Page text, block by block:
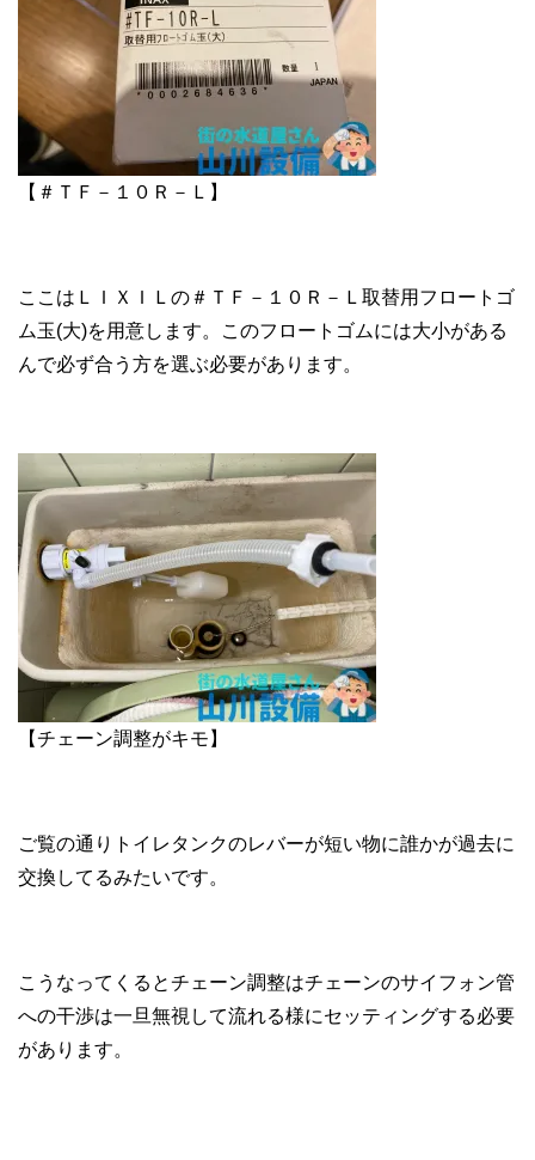
【＃ＴＦ－１０Ｒ－Ｌ】
ここはＬＩＸＩＬの＃ＴＦ－１０Ｒ－Ｌ取替用フロートゴ
ム玉(大)を用意します。このフロートゴムには大小がある
んで必ず合う方を選ぶ必要があります。
【チェーン調整がキモ】
ご覧の通りトイレタンクのレバーが短い物に誰かが過去に
交換してるみたいです。
こうなってくるとチェーン調整はチェーンのサイフォン管
への干渉は一旦無視して流れる様にセッティングする必要
があります。